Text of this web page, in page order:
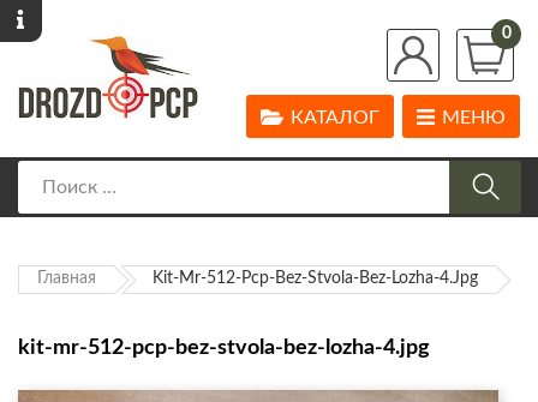
0
МЕНЮ
КАТАЛОГ
Главная Kit-Mr-512-Pcp-Bez-Stvola-Bez-Lozha-4.jpg
kit-mr-512-pcp-bez-stvola-bez-lozha-4.jpg